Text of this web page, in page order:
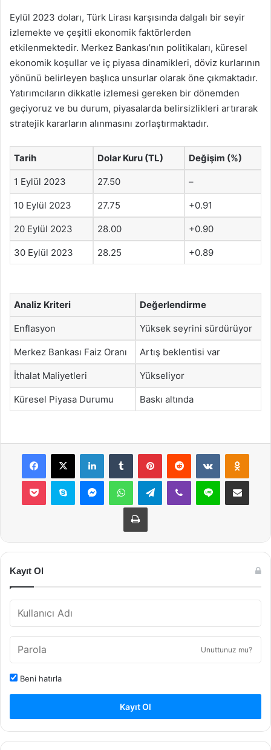
Eylül 2023 doları, Türk Lirası karşısında dalgalı bir seyir
izlemekte ve çeşitli ekonomik faktörlerden
etkilenmektedir. Merkez Bankası’nın politikaları, küresel
ekonomik koşullar ve iç piyasa dinamikleri, döviz kurlarının
yönünü belirleyen başlıca unsurlar olarak öne çıkmaktadır.
Yatırımcıların dikkatle izlemesi gereken bir dönemden
geçiyoruz ve bu durum, piyasalarda belirsizlikleri artırarak
stratejik kararların alınmasını zorlaştırmaktadır.
Tarih Dolar Kuru (TL) Değişim (%)
1 Eylül 2023 27.50 –
10 Eylül 2023 27.75 +0.91
20 Eylül 2023 28.00 +0.90
30 Eylül 2023 28.25 +0.89
Analiz Kriteri Değerlendirme
Enflasyon Yüksek seyrini sürdürüyor
Merkez Bankası Faiz Oranı Artış beklentisi var
İthalat Maliyetleri Yükseliyor
Küresel Piyasa Durumu Baskı altında
Facebook
X LinkedInTumblr PinterestReddit VKontakte
Pocket Skype MessengerWhatsAppTelegramViber Line E-Posta ile
Yazdır
Kayıt Ol
Unuttunuz mu?
Beni hatırla
Kayıt Ol